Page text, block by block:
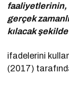
gerçek
kılacak
ifadelerini
(2017)